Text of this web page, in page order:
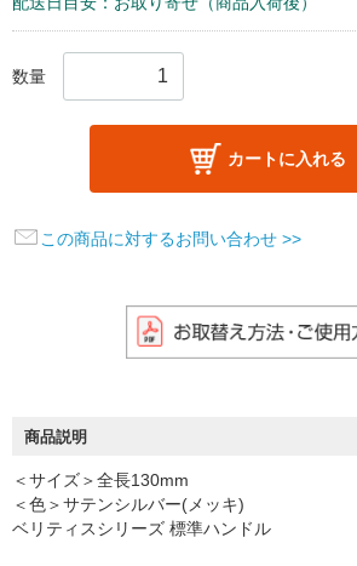
数量
カートに入れる
この商品に対するお問い合わせ >>
商品説明
＜サイズ＞全長130mm
＜色＞サテンシルバー(メッキ)
ベリティスシリーズ 標準ハンドル